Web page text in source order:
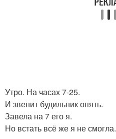
Утро. На часах 7-25.
И звенит будильник опять.
Завела на 7 его я.
Но встать всё же я не смогла.